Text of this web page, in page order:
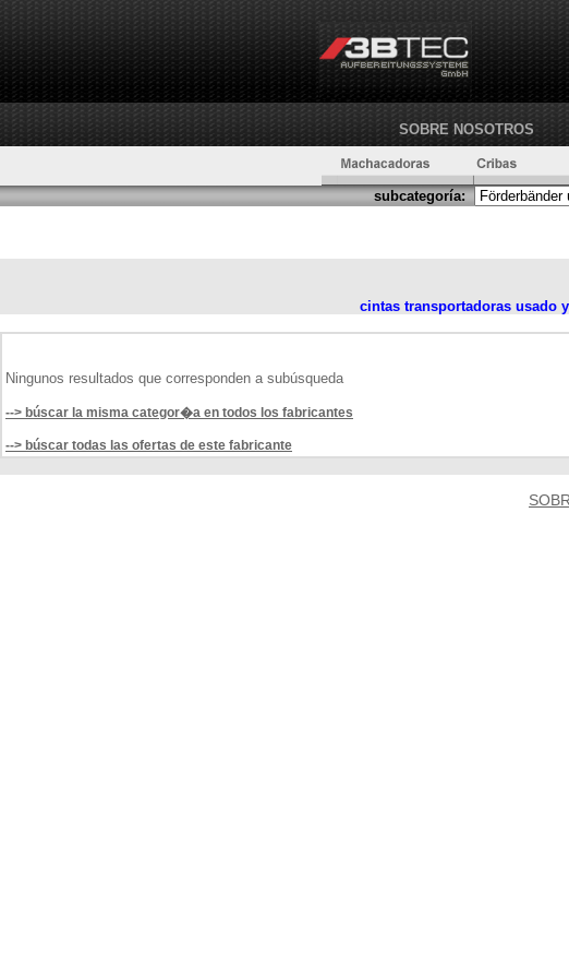
SOBRE NOSOTROS
subcategoría:
cintas transportadoras usado
Ningunos resultados que corresponden a subúsqueda
--> búscar la misma categor�a en todos los fabricantes
--> búscar todas las ofertas de este fabricante